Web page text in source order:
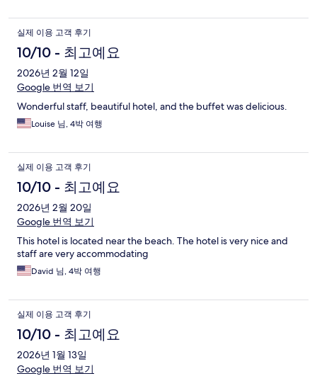
실제 이용 고객 후기
10/10 - 최고예요
2026년 2월 12일
Google 번역 보기
Wonderful staff, beautiful hotel, and the buffet was delicious.
Louise 님, 4박 여행
실제 이용 고객 후기
10/10 - 최고예요
2026년 2월 20일
Google 번역 보기
This hotel is located near the beach. The hotel is very nice and
staff are very accommodating
David 님, 4박 여행
실제 이용 고객 후기
10/10 - 최고예요
2026년 1월 13일
Google 번역 보기